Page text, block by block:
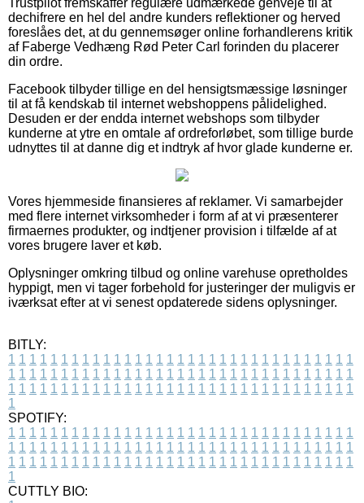
dechifrere en hel del andre kunders reflektioner og herved
foreslåes det, at du gennemsøger online forhandlerens kritik
af Faberge Vedhæng Rød Peter Carl forinden du placerer
din ordre.
Facebook tilbyder tillige en del hensigtsmæssige løsninger
til at få kendskab til internet webshoppens pålidelighed.
Desuden er der endda internet webshops som tilbyder
kunderne at ytre en omtale af ordreforløbet, som tillige burde
udnyttes til at danne dig et indtryk af hvor glade kunderne er.
Vores hjemmeside finansieres af reklamer. Vi samarbejder
med flere internet virksomheder i form af at vi præsenterer
firmaernes produkter, og indtjener provision i tilfælde af at
vores brugere laver et køb.
Oplysninger omkring tilbud og online varehuse opretholdes
hyppigt, men vi tager forbehold for justeringer der muligvis er
iværksat efter at vi senest opdaterede sidens oplysninger.
BITLY:
1 1 1 1 1 1 1 1 1 1 1 1 1 1 1 1 1 1 1 1 1 1 1 1 1 1 1 1 1 1 1 1 1
1 1 1 1 1 1 1 1 1 1 1 1 1 1 1 1 1 1 1 1 1 1 1 1 1 1 1 1 1 1 1 1 1
1 1 1 1 1 1 1 1 1 1 1 1 1 1 1 1 1 1 1 1 1 1 1 1 1 1 1 1 1 1 1 1 1
1
SPOTIFY:
1 1 1 1 1 1 1 1 1 1 1 1 1 1 1 1 1 1 1 1 1 1 1 1 1 1 1 1 1 1 1 1 1
1 1 1 1 1 1 1 1 1 1 1 1 1 1 1 1 1 1 1 1 1 1 1 1 1 1 1 1 1 1 1 1 1
1 1 1 1 1 1 1 1 1 1 1 1 1 1 1 1 1 1 1 1 1 1 1 1 1 1 1 1 1 1 1 1 1
1
CUTTLY BIO: